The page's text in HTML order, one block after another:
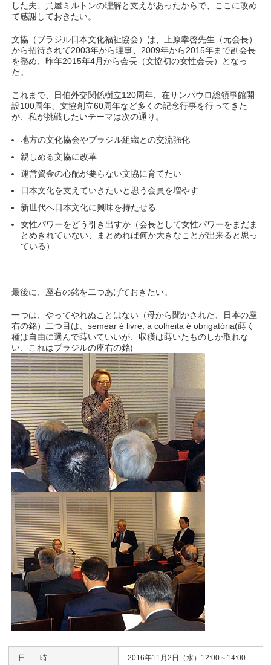
した夫、呉屋ミルトンの理解と支えがあったからで、ここに改め
て感謝しておきたい。
文協（ブラジル日本文化福祉協会）は、上原幸啓先生（元会長）
から招待されて2003年から理事、2009年から2015年まで副会長
を務め、昨年2015年4月から会長（文協初の女性会長）となっ
た。
これまで、日伯外交関係樹立120周年、在サンパウロ総領事館開
設100周年、文協創立60周年など多くの記念行事を行ってきた
が、私が挑戦したいテーマは次の通り。
地方の文化協会やブラジル組織との交流強化
親しめる文協に改革
運営資金の心配が要らない文協に育てたい
日本文化を支えていきたいと思う会員を増やす
新世代へ日本文化に興味を持たせる
女性パワーをどう引き出すか（会長として女性パワーをまだま
とめきれていない、まとめれば何か大きなことが出来ると思っ
ている）
最後に、座右の銘を二つあげておきたい。
一つは、やってやれぬことはない（母から聞かされた、日本の座
右の銘）二つ目は、semear é livre, a colheita é obrigatória(蒔く
種は自由に選んで蒔いていいが、収穫は蒔いたものしか取れな
い、これはブラジルの座右の銘)
日 時 2016年11月2日（水）12:00～14:00